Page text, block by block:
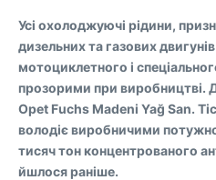
Усі охолоджуючі рідини,
дизельних та газових
мотоциклетного і
прозорими при виробництві.
Opet Fuchs Madeni Yağ San.
володіє виробничими
тисяч тон концентрованого
йшлося раніше.